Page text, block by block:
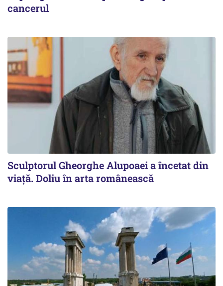
cancerul
Sculptorul Gheorghe Alupoaei a încetat din
viață. Doliu în arta românească